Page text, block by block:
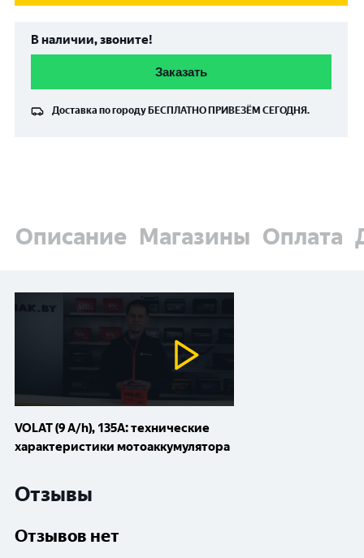
В наличии, звоните!
Заказать
Доставка по городу БЕСПЛАТНО ПРИВЕЗЁМ СЕГОДНЯ.
Описание Магазины Оплата
VOLAT (9 A/h), 135A: технические
характеристики мотоаккумулятора
Отзывы
Отзывов нет